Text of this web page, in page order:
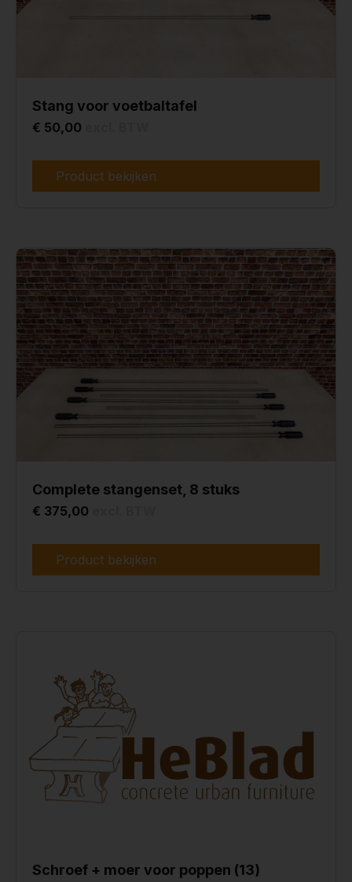
Stang voor voetbaltafel
€ 50,00
Product bekijken
Complete stangenset, 8 stuks
€ 375,00
Product bekijken
Schroef + moer voor poppen (13)